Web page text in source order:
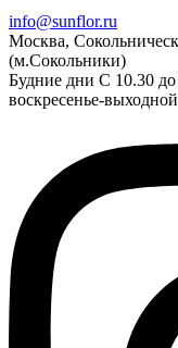
info@sunflor.ru
Москва,
(м.Сокольники)
Будние дни C 10.30 до
воскресенье-выходной